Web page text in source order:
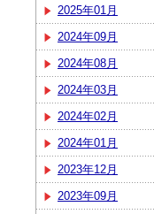
2025年01月
2024年09月
2024年08月
2024年03月
2024年02月
2024年01月
2023年12月
2023年09月